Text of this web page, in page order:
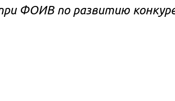
ФОИВ по развитию